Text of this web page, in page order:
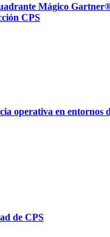
Mágico
CPS
operativa en entornos
de CPS